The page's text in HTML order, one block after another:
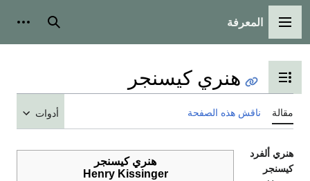
القائمة الرئيسية
المعرفة بحث
تبديل عرض جدول المحتويات
هنري كيسنجر
مقالة ناقش هذه الصفحة أدوات
هنري كيسنجر
Henry Kissinger
هنري ألفرد
كيسنجر